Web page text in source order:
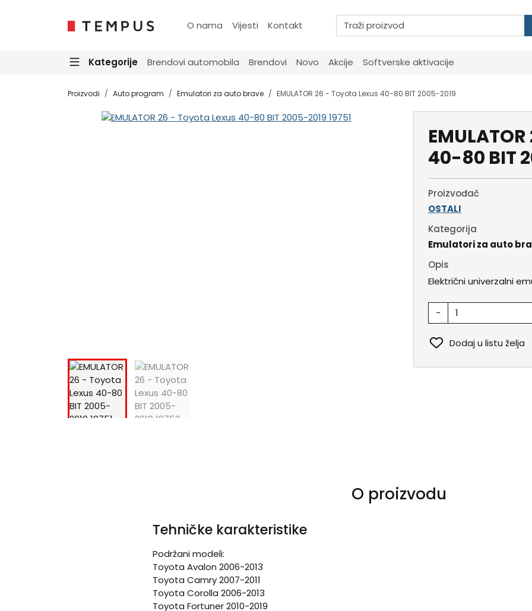
O nama Vijesti Kontakt
Kategorije Brendovi automobila Brendovi Novo Akcije Softverske aktivacije
Proizvodi Auto program Emulatori za auto brave EMULATOR 26 - Toyota Lexus 40-80 BIT 2005-2019
40-80 BIT
Proizvođač
OSTALI
Kategorija
Emulatori za auto
Opis
Električni univerzalni
-
Dodaj u listu želja
O proizvodu
Tehničke karakteristike
Podržani modeli:
Toyota Avalon 2006-2013
Toyota Camry 2007-2011
Toyota Corolla 2006-2013
Toyota Fortuner 2010-2019